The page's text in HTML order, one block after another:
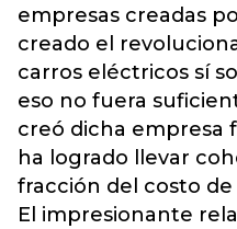
empresas creadas
creado el
carros eléctricos sí
eso no fuera
creó dicha empresa
ha logrado llevar
fracción del costo de
El impresionante